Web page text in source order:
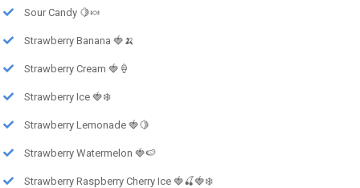
Sour Candy 🍋🍬
Strawberry Banana 🍓🍌
Strawberry Cream 🍓🍦
Strawberry Ice 🍓❄️
Strawberry Lemonade 🍓🍋
Strawberry Watermelon 🍓🍉
Strawberry Raspberry Cherry Ice 🍓🍒🍓❄️